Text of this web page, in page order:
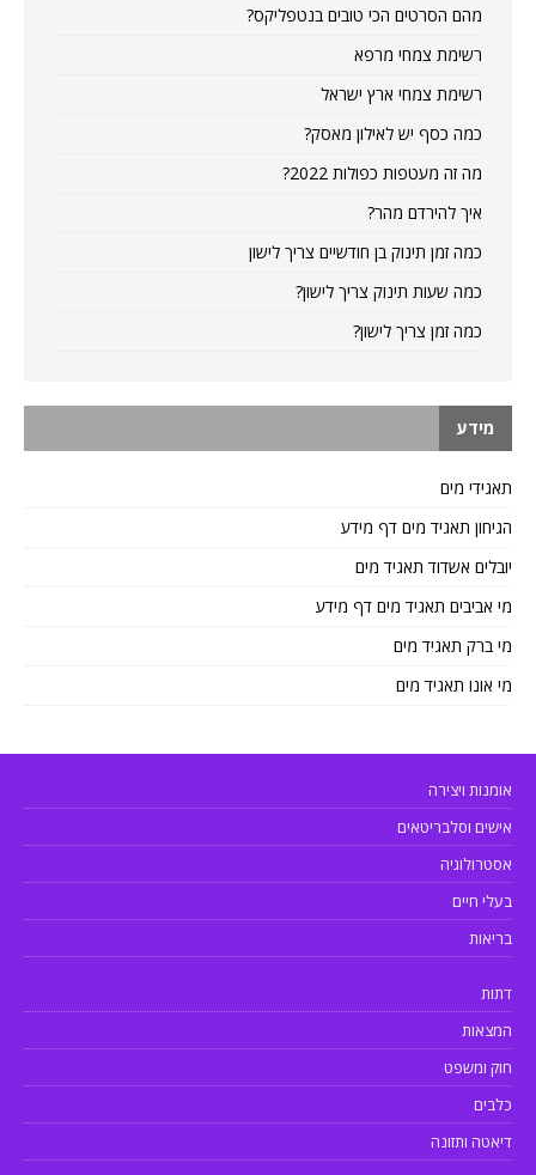
מהם הסרטים הכי טובים בנטפליקס?
רשימת צמחי מרפא
רשימת צמחי ארץ ישראל
כמה כסף יש לאילון מאסק?
מה זה מעטפות כפולות 2022?
איך להירדם מהר?
כמה זמן תינוק בן חודשיים צריך לישון
כמה שעות תינוק צריך לישון?
כמה זמן צריך לישון?
מידע
תאגידי מים
הגיחון תאגיד מים דף מידע
יובלים אשדוד תאגיד מים
מי אביבים תאגיד מים דף מידע
מי ברק תאגיד מים
מי אונו תאגיד מים
אומנות ויצירה
אישים וסלבריטאים
אסטרולוגיה
בעלי חיים
בריאות
דתות
המצאות
חוק ומשפט
כלבים
דיאטה ותזונה